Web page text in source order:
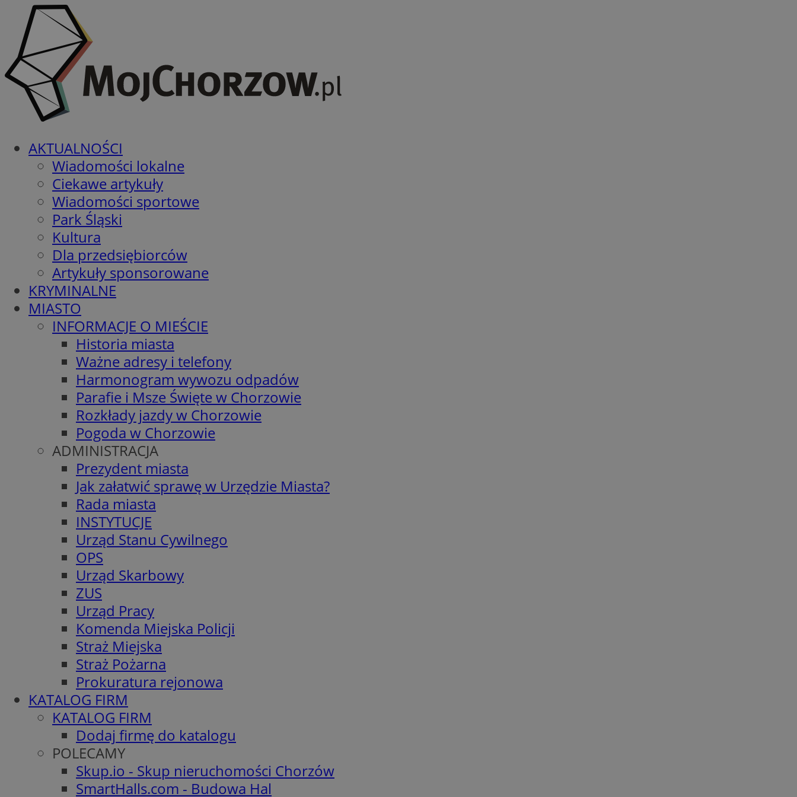
AKTUALNOŚCI
Wiadomości lokalne
Ciekawe artykuły
Wiadomości sportowe
Park Śląski
Kultura
Dla przedsiębiorców
Artykuły sponsorowane
KRYMINALNE
MIASTO
INFORMACJE O MIEŚCIE
Historia miasta
Ważne adresy i telefony
Harmonogram wywozu odpadów
Parafie i Msze Święte w Chorzowie
Rozkłady jazdy w Chorzowie
Pogoda w Chorzowie
ADMINISTRACJA
Prezydent miasta
Jak załatwić sprawę w Urzędzie Miasta?
Rada miasta
INSTYTUCJE
Urząd Stanu Cywilnego
OPS
Urząd Skarbowy
ZUS
Urząd Pracy
Komenda Miejska Policji
Straż Miejska
Straż Pożarna
Prokuratura rejonowa
KATALOG FIRM
KATALOG FIRM
Dodaj firmę do katalogu
POLECAMY
Skup.io - Skup nieruchomości Chorzów
SmartHalls.com - Budowa Hal